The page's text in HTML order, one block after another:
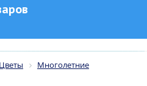
Цветы
Многолетние